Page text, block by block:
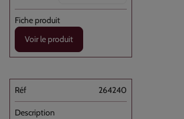
Voir le produit
264240